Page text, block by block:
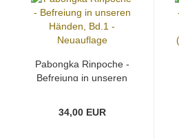
Pabongka Rinpoche -
Befreiung in unseren
34,00 EUR